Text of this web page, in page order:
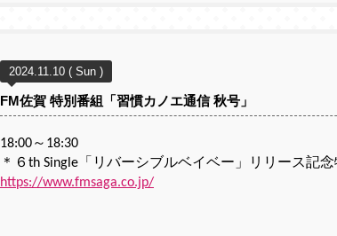
2024.11.10 ( Sun )
FM佐賀 特別番組「習慣カノエ通信 秋号」
18:00～18:30
＊６th Single「リバーシブルベイベー」リリース記
https://www.fmsaga.co.jp/